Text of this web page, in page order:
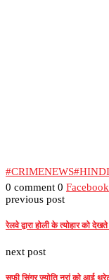
#CRIMENEWS
0 comment 0 Facebook
previous post
रेलवे द्वारा होली के त्योहार को
next post
सूफी सिंगर ज्योति नूरां को आई